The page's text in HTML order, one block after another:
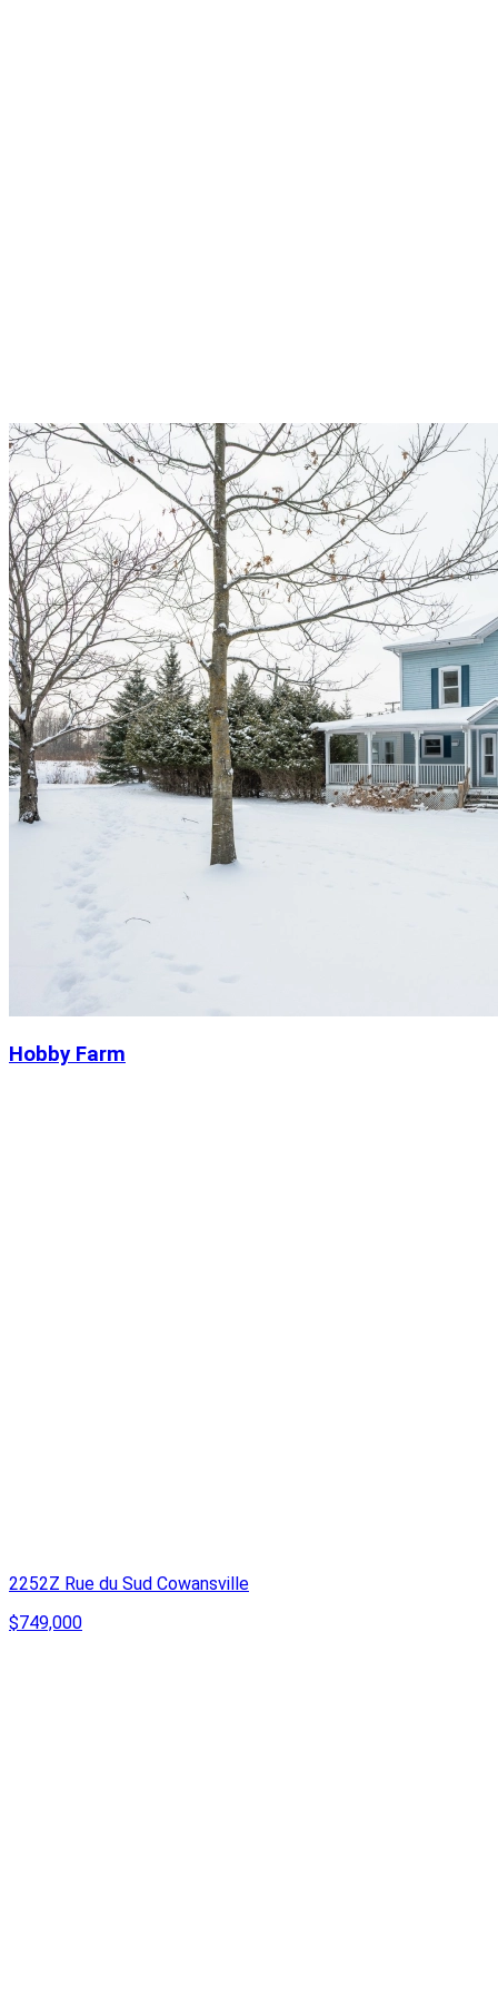
Hobby Farm
2252Z Rue du Sud Cowansville
$749,000